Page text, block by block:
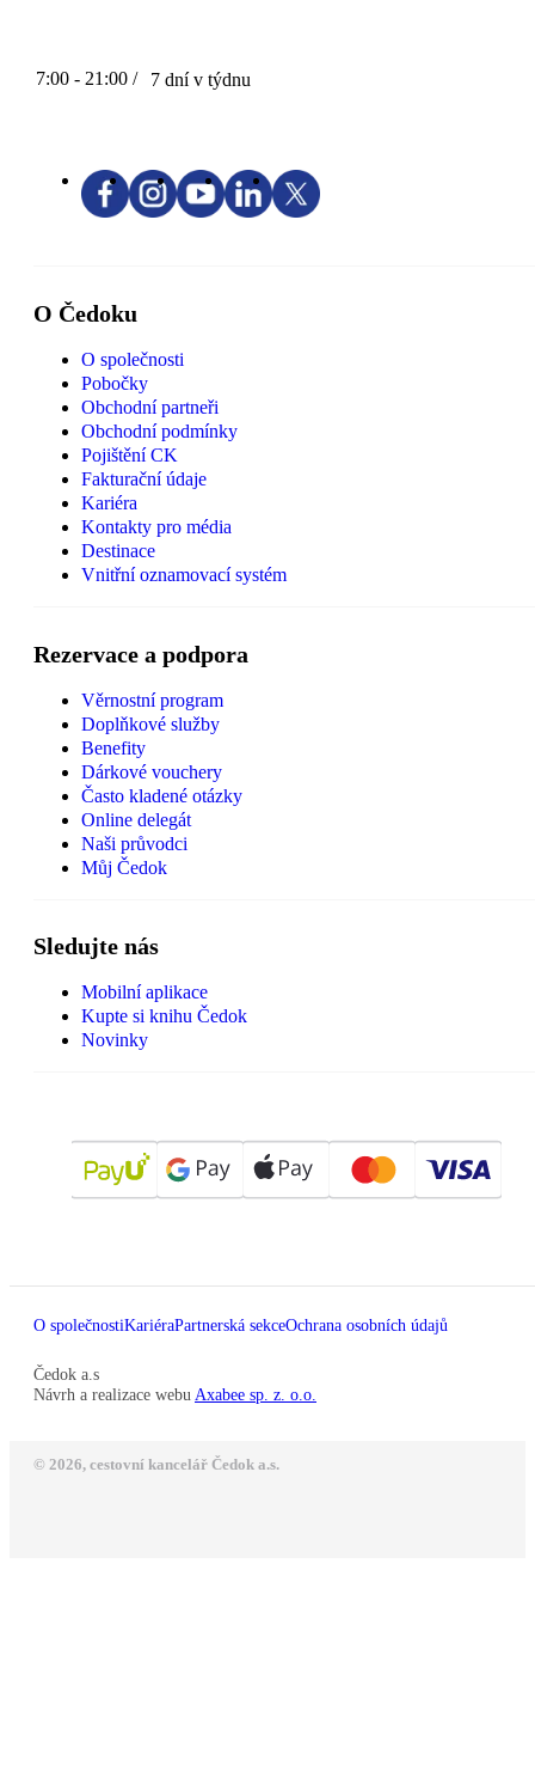
7:00 - 21:00 / 7 dní v týdnu
O Čedoku
O společnosti
Pobočky
Obchodní partneři
Obchodní podmínky
Pojištění CK
Fakturační údaje
Kariéra
Kontakty pro média
Destinace
Vnitřní oznamovací systém
Rezervace a podpora
Věrnostní program
Doplňkové služby
Benefity
Dárkové vouchery
Často kladené otázky
Online delegát
Naši průvodci
Můj Čedok
Sledujte nás
Mobilní aplikace
Kupte si knihu Čedok
Novinky
O společnostiKariéraPartnerská sekceOchrana osobních údajů
Čedok a.s
Návrh a realizace webu Axabee sp. z. o.o.
© 2026, cestovní kancelář Čedok a.s.